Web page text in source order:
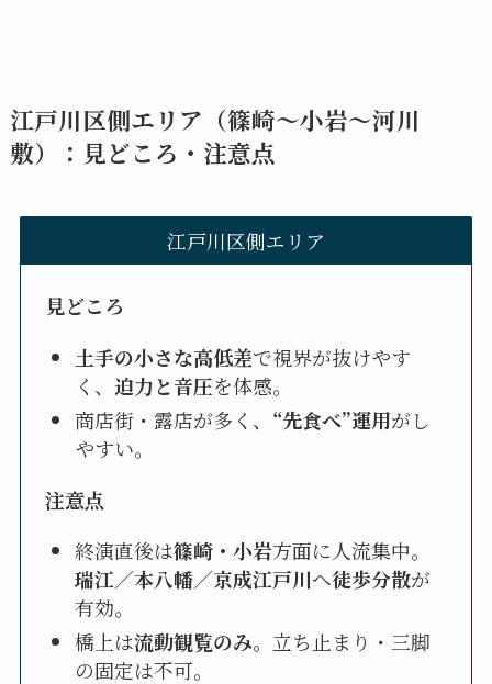
江戸川区側エリア（篠崎〜小岩〜河川
敷）：見どころ・注意点
江戸川区側エリア
見どころ
土手の小さな高低差で視界が抜けやす
く、迫力と音圧を体感。
商店街・露店が多く、 “先食べ”運用がし
やすい。
注意点
終演直後は篠崎・小岩方面に人流集中。
瑞江／本八幡／京成江戸川へ徒歩分散が
有効。
橋上は流動観覧のみ。立ち止まり・三脚
の固定は不可。